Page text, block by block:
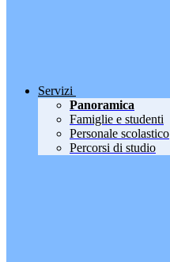
Servizi
Panoramica
Famiglie e studenti
Personale scolastico
Percorsi di studio